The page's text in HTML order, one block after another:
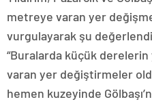
metreye varan yer
vurgulayarak şu
“Buralarda küçük
varan yer değiştirmeler
hemen kuzeyinde